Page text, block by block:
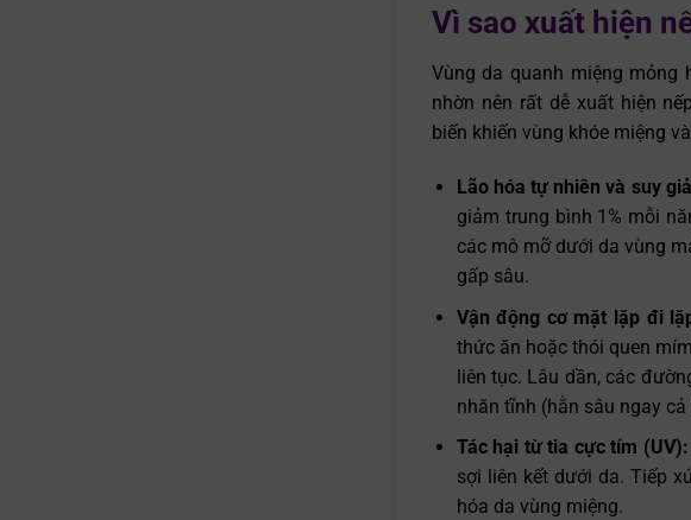
Vì sao xuất hiện
Vùng da quanh miệng mỏng
nhờn nên rất dễ xuất hiện
biến khiến vùng khóe miệng
Lão hóa tự nhiên và suy
giảm trung bình 1% mỗi
các mô mỡ dưới da vùng
gấp sâu.
Vận động cơ mặt lặp đi
thức ăn hoặc thói quen
liên tục. Lâu dần, các
nhăn tĩnh (hằn sâu ngay
Tác hại từ tia cực tím
sợi liên kết dưới da. Tiếp
hóa da vùng miệng.